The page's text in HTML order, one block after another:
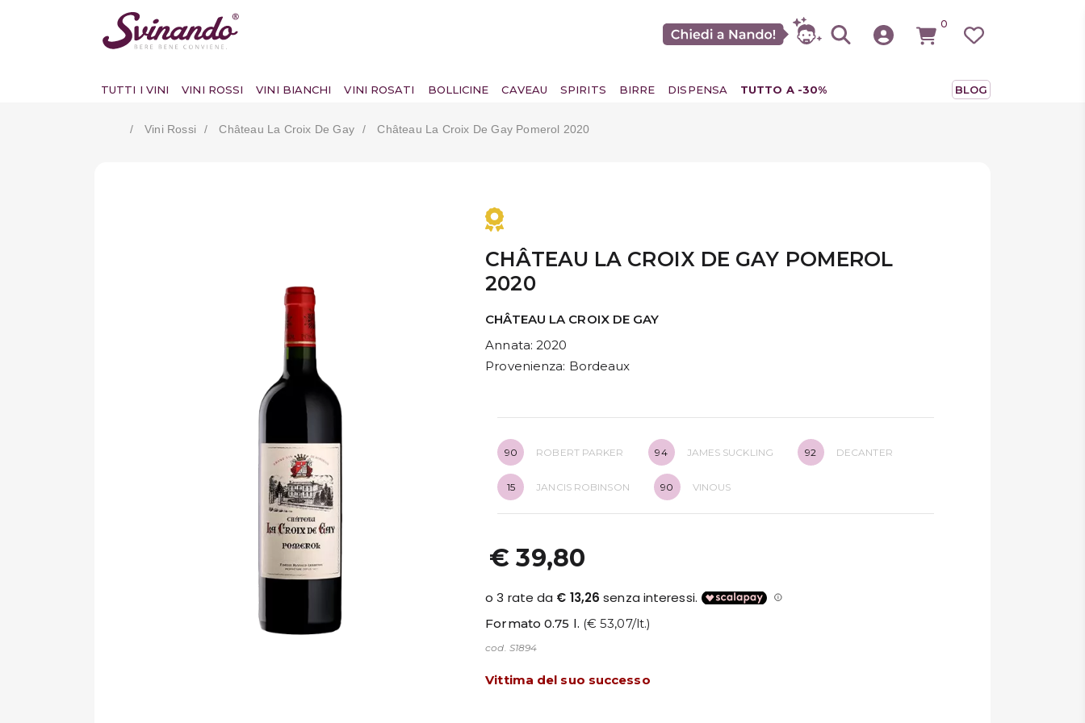
0
TUTTI I VINI VINI ROSSI VINI BIANCHI VINI ROSATI BOLLICINE CAVEAU SPIRITS BIRRE DISPENSA TUTTO A -30% BLOG
Vini Rossi Château La Croix De Gay Château La Croix De Gay Pomerol 2020
CHÂTEAU LA CROIX DE GAY POMEROL
2020
CHÂTEAU LA CROIX DE GAY
Annata: 2020
Provenienza: Bordeaux
90 ROBERT PARKER 94 JAMES SUCKLING 92 DECANTER
15 JANCIS ROBINSON 90 VINOUS
€ 39,80
Formato 0.75 l. (€ 53,07/lt.)
cod. S1894
Vittima del suo successo